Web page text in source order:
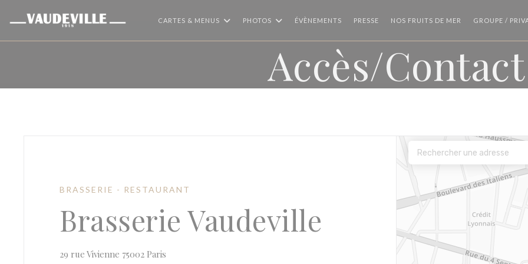
CARTES & MENUS PHOTOS ÉVÈNEMENTS PRESSE NOS FRUITS DE MER GROUPE /
Accès/Contact
BRASSERIE - RESTAURANT
Brasserie Vaudeville
29 rue Vivienne 75002 Paris